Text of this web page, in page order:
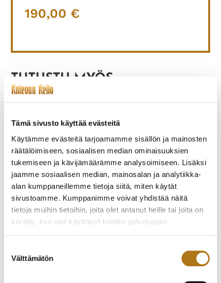
Tämä sivusto käyttää evästeitä
Käytämme evästeitä tarjoamamme sisällön ja mainosten
räätälöimiseen, sosiaalisen median ominaisuuksien
tukemiseen ja kävijämäärämme analysoimiseen. Lisäksi
jaamme sosiaalisen median, mainosalan ja analytiikka-
alan kumppaneillemme tietoja siitä, miten käytät
sivustoamme. Kumppanimme voivat yhdistää näitä
tietoja muihin tietoihin, joita olet antanut heille tai joita on
kerätty, kun olet käyttänyt heidän palvelujaan.
valinta
Välttämätön
190,00 €
TUTUSTU MYÖS
ETERNA-274 ETERNA-
530,00€
ETERNA-205 VAUGHAN
2 200,00